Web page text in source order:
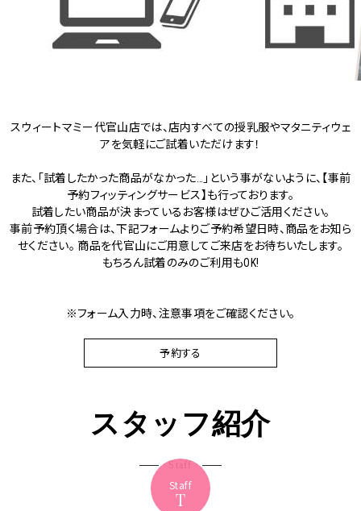
スウィートマミー代官山店では、店内すべての授乳服やマタニティウェ
アを気軽にご試着いただけます！
また、「試着したかった商品がなかった…」という事がないように、【事前
予約フィッティングサービス】も行っております。
試着したい商品が決まっているお客様はぜひご活用ください。
事前予約頂く場合は、下記フォームよりご予約希望日時、商品をお知ら
せください。 商品を代官山にご用意してご来店をお待ちいたします。
もちろん試着のみのご利用もOK!
※フォーム入力時、注意事項をご確認ください。
予約する
スタッフ紹介
Staff
Staff
T